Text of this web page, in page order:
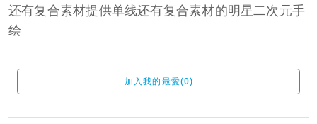
还有复合素材提供单线还有复合素材的明星二次元手
绘
加入我的最愛(0)